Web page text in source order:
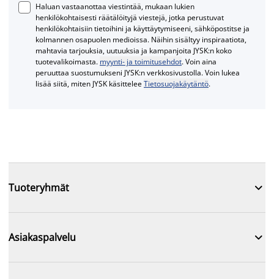
Haluan vastaanottaa viestintää, mukaan lukien
henkilökohtaisesti räätälöityjä viestejä, jotka perustuvat
henkilökohtaisiin tietoihini ja käyttäytymiseeni, sähköpostitse ja
kolmannen osapuolen medioissa. Näihin sisältyy inspiraatiota,
mahtavia tarjouksia, uutuuksia ja kampanjoita JYSK:n koko
tuotevalikoimasta. myynti- ja toimitusehdot. Voin aina
peruuttaa suostumukseni JYSK:n verkkosivustolla. Voin lukea
lisää siitä, miten JYSK käsitteleeTietosuojakäytäntö.
Tuoteryhmät 
Asiakaspalvelu 